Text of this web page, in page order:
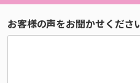
お客様の声をお聞かせくださ